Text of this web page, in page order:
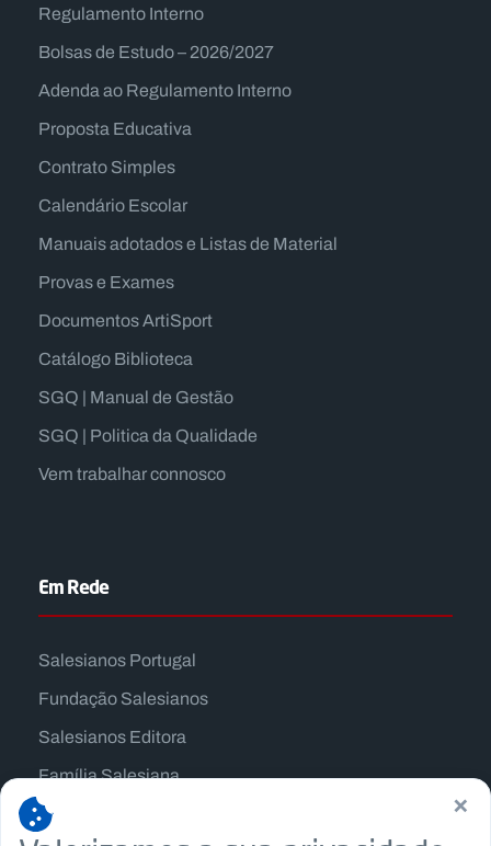
Regulamento Interno
Bolsas de Estudo – 2026/2027
Adenda ao Regulamento Interno
Proposta Educativa
Contrato Simples
Calendário Escolar
Manuais adotados e Listas de Material
Provas e Exames
Documentos ArtiSport
Catálogo Biblioteca
SGQ | Manual de Gestão
SGQ | Politica da Qualidade
Vem trabalhar connosco
Em Rede
Salesianos Portugal
Fundação Salesianos
Salesianos Editora
Família Salesiana
Missão Dom Bosco
×